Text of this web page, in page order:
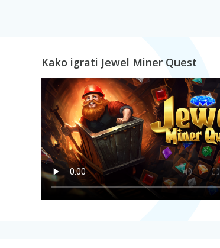
Kako igrati Jewel Miner Quest